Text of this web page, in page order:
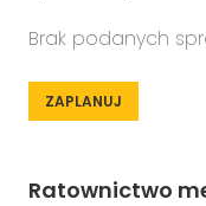
Brak podanych
ZAPLANUJ
Ratownictwo